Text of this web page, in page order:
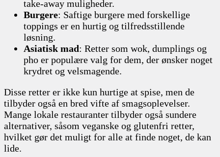
take-away muligheder.
Burgere: Saftige burgere med forskellige
toppings er en hurtig og tilfredsstillende
løsning.
Asiatisk mad: Retter som wok, dumplings og
pho er populære valg for dem, der ønsker noget
krydret og velsmagende.
Disse retter er ikke kun hurtige at spise, men de
tilbyder også en bred vifte af smagsoplevelser.
Mange lokale restauranter tilbyder også sundere
alternativer, såsom veganske og glutenfri retter,
hvilket gør det muligt for alle at finde noget, de kan
lide.